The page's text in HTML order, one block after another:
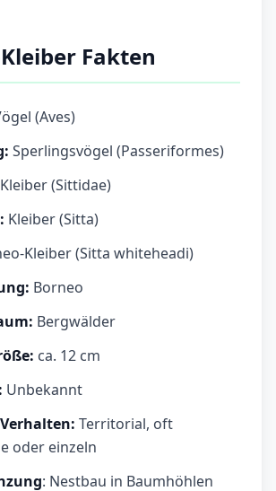
Fakten
(Aves)
Sperlingsvögel (Passeriformes)
Kleiber (Sittidae)
Kleiber (Sitta)
Kleiber (Sitta whiteheadi)
Borneo
Bergwälder
ca. 12 cm
Unbekannt
Territorial, oft
oder einzeln
: Nestbau in Baumhöhlen